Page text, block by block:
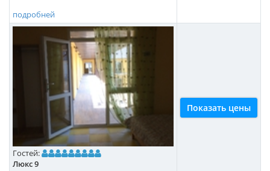
подробней
Гостей:
Люкс 9
Показать цены